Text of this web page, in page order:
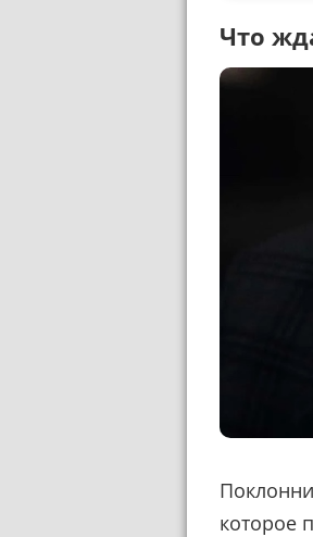
Что
которое